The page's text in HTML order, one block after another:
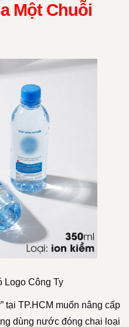
Một Chuỗi
Logo Công Ty
tại TP.HCM muốn nâng cấp
dùng nước đóng chai loại